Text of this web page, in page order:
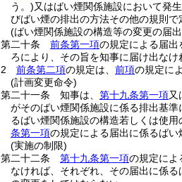
う。)又はばい煙関係施設において発
びばい煙の排出の方法その他の規則
(ばい煙関係施設の構造等の変更の届
第二十条
前条第一項の規定による届出
ろにより、その旨を知事に届け出なけ
2
前条第二項の規定は、 前項の規定に
(計画変更命令)
第二十一条
知事は、 第十九条第一項又
がそのばい煙関係施設に係る排出基
るばい煙関係施設の構造若しくは使
条第一項の規定による届出に係るばい
(実施の制限)
第二十二条
第十九条第一項の規定によ
なければ、それぞれ、その届出に係